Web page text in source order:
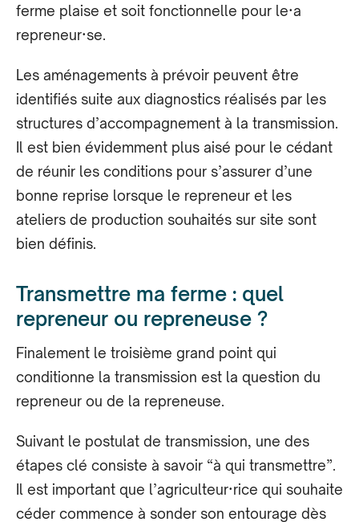
ferme plaise et soit fonctionnelle pour le·a
repreneur·se.
Les aménagements à prévoir peuvent être
identifiés suite aux diagnostics réalisés par les
structures d’accompagnement à la transmission.
Il est bien évidemment plus aisé pour le cédant
de réunir les conditions pour s’assurer d’une
bonne reprise lorsque le repreneur et les
ateliers de production souhaités sur site sont
bien définis.
Transmettre ma ferme : quel
repreneur ou repreneuse ?
Finalement le troisième grand point qui
conditionne la transmission est la question du
repreneur ou de la repreneuse.
Suivant le postulat de transmission, une des
étapes clé consiste à savoir “à qui transmettre”.
Il est important que l’agriculteur·rice qui souhaite
céder commence à sonder son entourage dès